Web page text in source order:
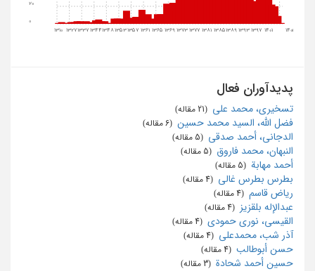
1310 132713371344134813531357 1361 13651369 13731377 1381 13851389 13931397 1401 1405
20
پدیدآوران فعال
تسخیری، محمد علی
فضل الله، السید محمد حسین
الدجانی، أحمد صدقی
النبهان، محمد فاروق
أحمد مهابة
بطرس بطرس غالی
ریاض قاسم
عبدالإله بلقزیز
القیسی، نوری حمودی
آذر شب، محمدعلی
حسن أبوطالب
حسین أحمد شحادة